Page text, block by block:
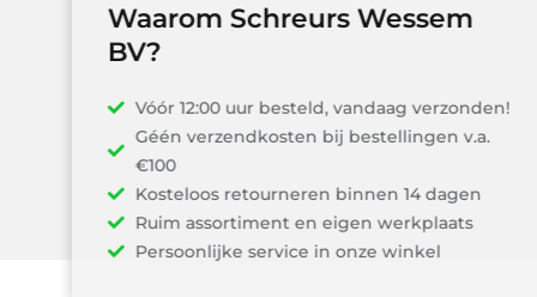
Waarom Schreurs Wessem
BV?
Vóór 12:00 uur besteld, vandaag verzonden!
Géén verzendkosten bij bestellingen v.a.
€100
Kosteloos retourneren binnen 14 dagen
Ruim assortiment en eigen werkplaats
Persoonlijke service in onze winkel